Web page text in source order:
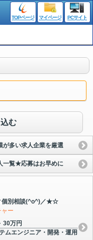
TOPページ マイページ PCサイト
む
多い求人企業を厳選
一覧★応募はお早めに
個別相談(^o^)／★☆
ー
30万円
ムエンジニア・開発・運用